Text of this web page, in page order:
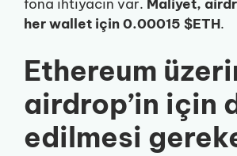
fona ihtiyacın var. Maliyet,
her wallet için 0.00015 $ETH.
Ethereum
airdrop’in için
edilmesi